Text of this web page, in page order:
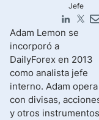
Jefe
Adam Lemon se
incorporó a
DailyForex en 2013
como analista jefe
interno. Adam opera
con divisas,
y otros instrumentos